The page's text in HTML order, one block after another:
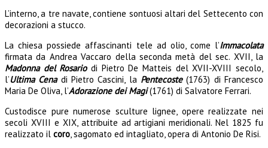
L’interno, a tre navate, contiene sontuosi altari del Settecento con
decorazioni a stucco.
La chiesa possiede affascinanti tele ad olio, come l’Immacolata
firmata da Andrea Vaccaro della seconda metà del sec. XVII, la
Madonna del Rosariodi Pietro De Matteis del XVII-XVIII secolo,
l’Ultima Cena di Pietro Cascini, la Pentecoste(1763) di Francesco
Maria De Oliva, l’Adorazione dei Magi(1761) di Salvatore Ferrari.
Custodisce pure numerose sculture lignee, opere realizzate nei
secoli XVIII e XIX, attribuite ad artigiani meridionali. Nel 1825 fu
realizzato il coro, sagomato ed intagliato, opera di Antonio De Risi.